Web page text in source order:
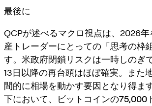
最後に
QCPが述べるマクロ視点は、2026
産トレーダーにとっての「思考の枠
す。米政府閉鎖リスクは一時しのぎ
13日以降の再台頭はほぼ確実。また
間的に相場を動かす要因となり得ま
下において、
ビットコインの75,000